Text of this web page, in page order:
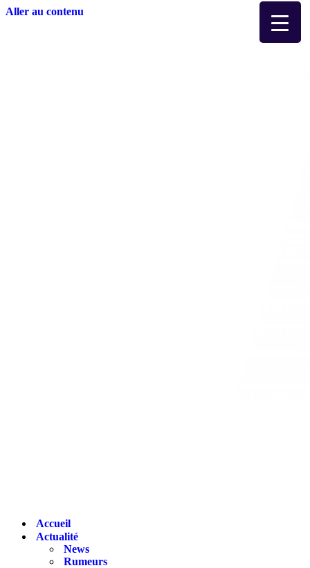
Aller au contenu
Accueil
Actualité
News
Rumeurs